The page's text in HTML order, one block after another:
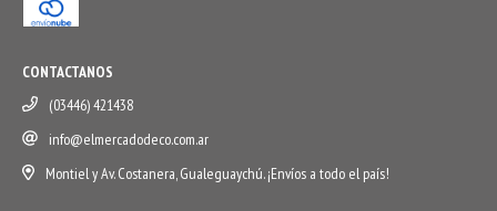
CONTACTANOS
(03446) 421438
info@elmercadodeco.com.ar
Montiel y Av. Costanera, Gualeguaychú. ¡Envíos a todo el país!